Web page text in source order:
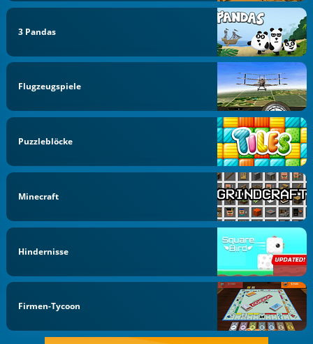
3 Pandas
Flugzeugspiele
Puzzleblöcke
Minecraft
Hindernisse
Firmen-Tycoon